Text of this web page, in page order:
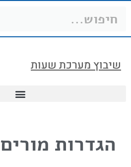
שיבוץ מערכת שעות
הגדרות מורים